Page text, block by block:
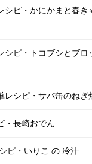
シピ・かにかまと春き
シピ・トコブシとブロ
レシピ・サバ缶のねぎ
・長崎おでん
ピ・いりこ の 冷汁